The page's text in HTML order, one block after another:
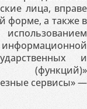
лица, вправе
форме, а также в
и
сервисы» —